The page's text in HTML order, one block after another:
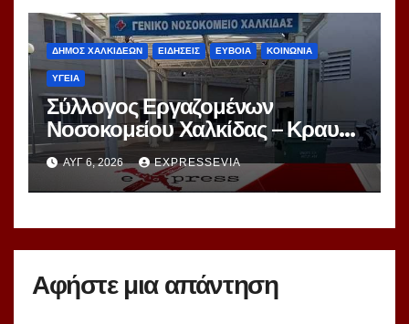
ΔΗΜΟΣ ΧΑΛΚΙΔΕΩΝ ΕΙΔΗΣΕΙΣ ΕΥΒΟΙΑ ΚΟΙΝΩΝΙΑ
ΥΓΕΙΑ
Σύλλογος Εργαζομένων
Νοσοκομείου Χαλκίδας – Κραυγή
Αγωνίας
ΑΥΓ 6, 2026 EXPRESSEVIA
Αφήστε μια απάντηση